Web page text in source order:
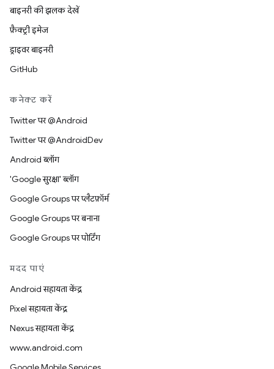
बाइनरी की झलक देखें
फ़ैक्ट्री इमेज
ड्राइवर बाइनरी
GitHub
कनेक्ट करें
Twitter पर @Android
Twitter पर @AndroidDev
Android ब्लॉग
'Google सुरक्षा' ब्लॉग
Google Groups पर प्लैटफ़ॉर्म
Google Groups पर बनाना
Google Groups पर पोर्टिंग
मदद पाएं
Android सहायता केंद्र
Pixel सहायता केंद्र
Nexus सहायता केंद्र
www.android.com